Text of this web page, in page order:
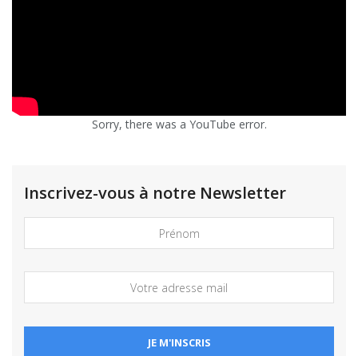
Sorry, there was a YouTube error.
Inscrivez-vous à notre Newsletter